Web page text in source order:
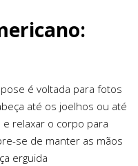
é voltada para fotos
até os joelhos ou até
relaxar o corpo para
se de manter as mãos
erguida